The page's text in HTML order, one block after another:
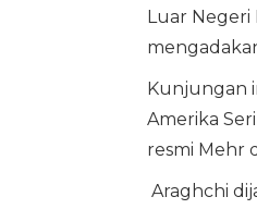
Luar Negeri
Kunjungan
Amerika
resmi Mehr
Araghchi